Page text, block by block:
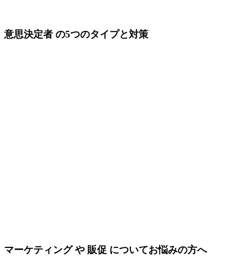
意思決定者 の5つのタイプと対策
マーケティング や 販促 についてお悩みの方へ